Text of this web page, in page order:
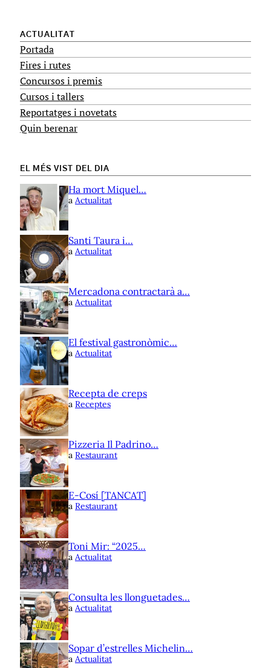
ACTUALITAT
Portada
Fires i rutes
Concursos i premis
Cursos i tallers
Reportatges i novetats
Quin berenar
EL MÉS VIST DEL DIA
Ha mort Miquel…
a Actualitat
Santi Taura i…
a Actualitat
Mercadona contractarà a…
a Actualitat
El festival gastronòmic…
a Actualitat
Recepta de creps
a Receptes
Pizzeria Il Padrino…
a Restaurant
E-Cosí [TANCAT]
a Restaurant
Toni Mir: “2025…
a Actualitat
Consulta les llonguetades…
a Actualitat
Sopar d’estrelles Michelin…
a Actualitat